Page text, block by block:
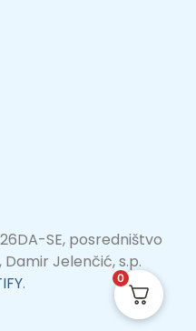
SE, posredništvo
Jelenčić, s.p.
. 0